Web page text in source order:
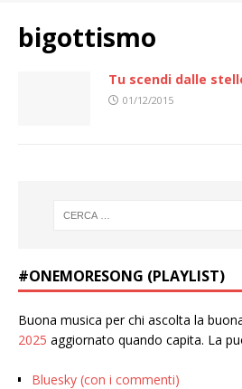
bigottismo
Tu scendi dalle
01/12/2015
#ONEMORESONG (PLAYLIST)
Buona musica per chi ascolta la
2025 aggiornato quando capita. La
Bluesky (con i commenti)